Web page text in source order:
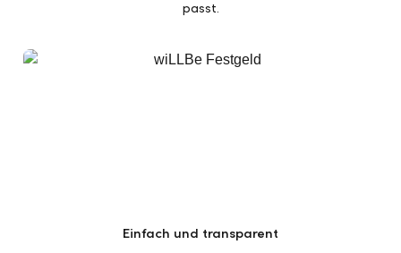
passt.
Einfach und transparent